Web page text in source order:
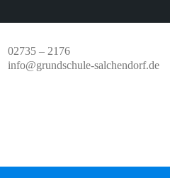
02735 – 2176
info@grundschule-salchendorf.de